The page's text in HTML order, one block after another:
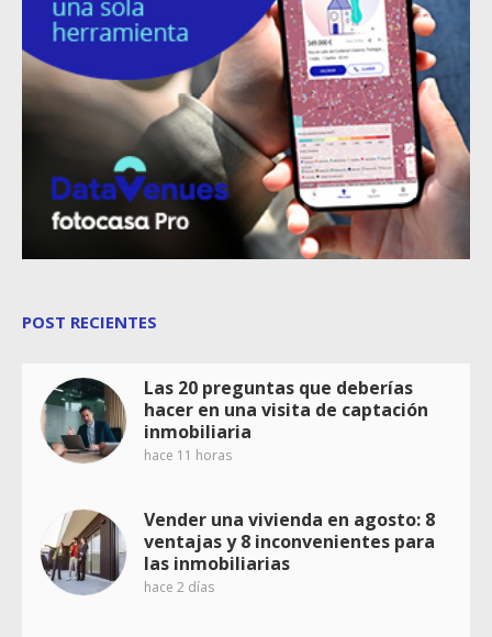
POST RECIENTES
Las 20 preguntas que deberías
hacer en una visita de captación
inmobiliaria
hace 11 horas
Vender una vivienda en agosto: 8
ventajas y 8 inconvenientes para
las inmobiliarias
hace 2 días